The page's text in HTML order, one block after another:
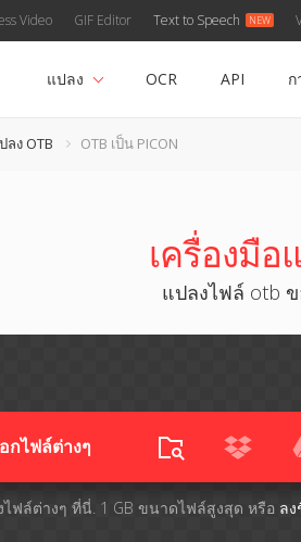
Video GIF Editor Text to Speech
แปลง OCR API ก
ลง OTB OTB เป็น PICON
เครื่องมือ
แปลงไฟล์ otb
กไฟล์ต่างๆ​
ไฟล์ต่างๆ​ ที่นี่. 1 GB ขนาดไฟล์สูงสุด หรือ ล